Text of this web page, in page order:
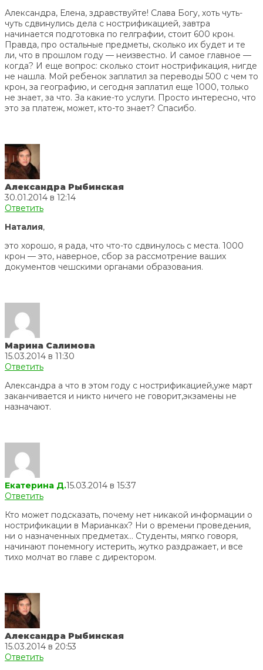
Александра, Елена, здравствуйте! Слава Богу, хоть чуть-
чуть сдвинулись дела с нострификацией, завтра
начинается подготовка по гелграфии, стоит 600 крон.
Правда, про остальные предметы, сколько их будет и те
ли, что в прошлом году — неизвестно. И самое главное —
когда? И еще вопрос: сколько стоит нострификация, нигде
не нашла. Мой ребенок заплатил за переводы 500 с чем то
крон, за географию, и сегодня заплатил еще 1000, только
не знает, за что. За какие-то услуги. Просто интересно, что
это за платеж, может, кто-то знает? Спасибо.
Александра Рыбинская
30.01.2014 в 12:14
Ответить
Наталия,
это хорошо, я рада, что что-то сдвинулось с места. 1000
крон — это, наверное, сбор за рассмотрение ваших
документов чешскими органами образования.
Марина Салимова
15.03.2014 в 11:30
Ответить
Александра а что в этом году с нострификацией,уже март
заканчивается и никто ничего не говорит,экзамены не
назначают.
Екатерина Д.15.03.2014 в 15:37
Ответить
Кто может подсказать, почему нет никакой информации о
нострификации в Марианках? Ни о времени проведения,
ни о назначенных предметах… Студенты, мягко говоря,
начинают понемногу истерить, жутко раздражает, и все
тихо молчат во главе с директором.
Александра Рыбинская
15.03.2014 в 20:53
Ответить